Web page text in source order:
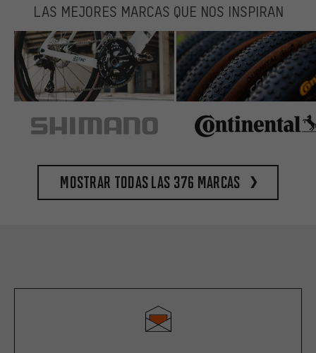
LAS MEJORES MARCAS QUE NOS INSPIRAN
Mostrar todas las 376 marcas